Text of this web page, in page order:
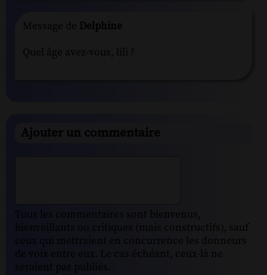
Message de Delphine
Quel âge avez-vous, lili ?
Ajouter un commentaire
Tous les commentaires sont bienvenus,
bienveillants ou critiques (mais constructifs), sauf
ceux qui mettraient en concurrence les donneurs
de voix entre eux. Le cas échéant, ceux-là ne
seraient pas publiés.